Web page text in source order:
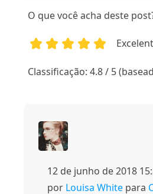
O que você acha deste
Classificação: 4.8 / 5
12 de junho de 2018
por Louisa White para